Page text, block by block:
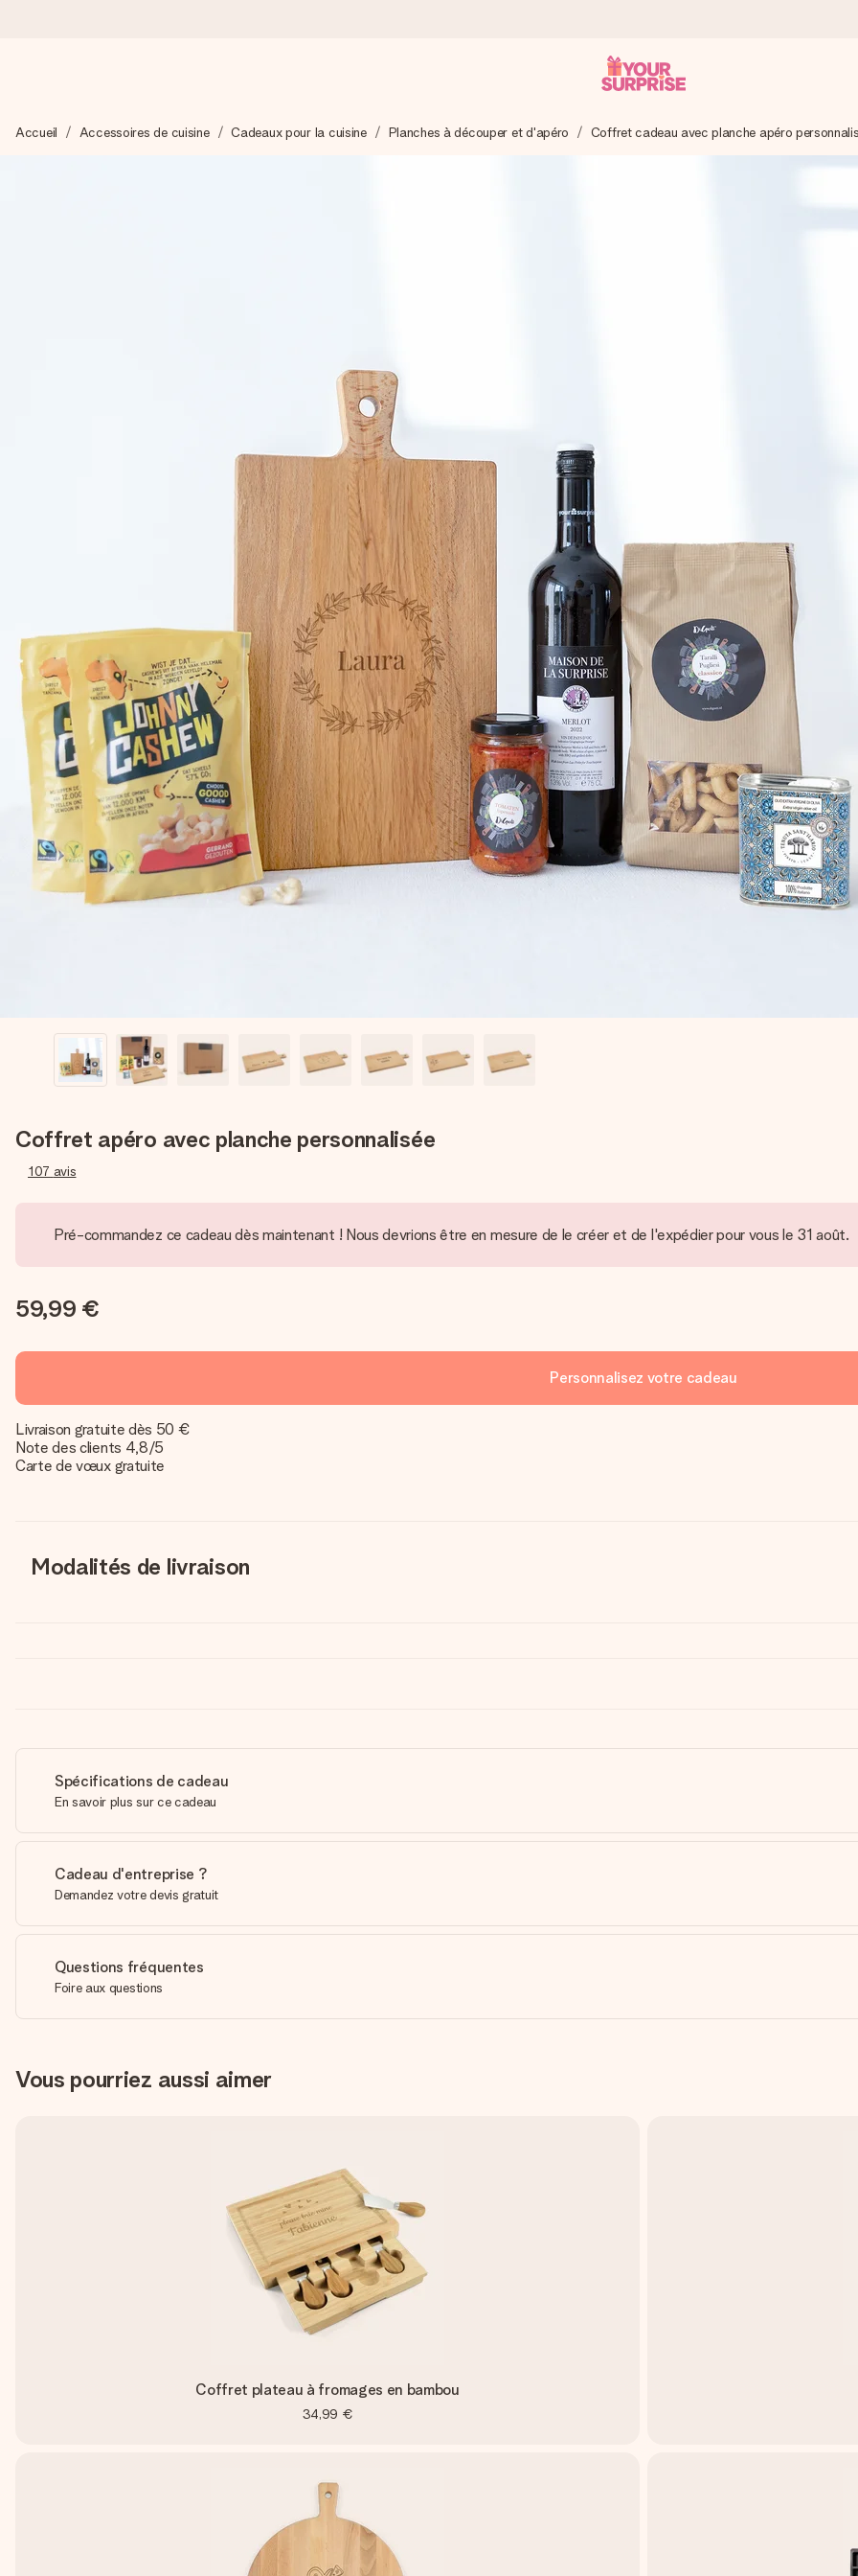
Nous préparons votre cadeau avec attention et l’envoyons en un éclair – pour que vous puissiez l’offrir au bon moment, quand
Accueil Accessoires de cuisine Cadeaux pour la cuisine Planches à découper et d'apéro Coffret cadeau avec planche apéro
Coffret apéro avec planche personnalisée
107 avis
Pré-commandez ce cadeau dès maintenant ! Nous devrions être en mesure de le créer et de l'expédier pour vous le 31 août.
59,99 €
Personnalisez votre cadeau
Livraison gratuite dès 50 €
Note des clients 4,8/5
Carte de vœux gratuite
Modalités de livraison
Spécifications de cadeau
En savoir plus sur ce cadeau
Cadeau d'entreprise ?
Demandez votre devis gratuit
Questions fréquentes
Foire aux questions
Vous pourriez aussi aimer
Coffret plateau à fromages en bambou
34,99 €